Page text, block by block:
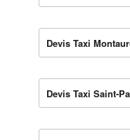
Devis Taxi
Devis Taxi Saint-